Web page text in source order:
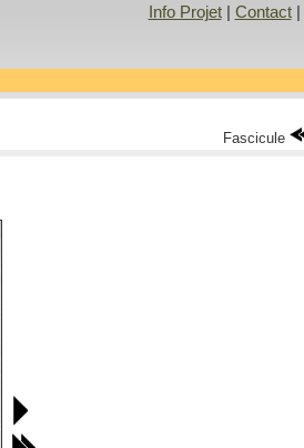
Info Projet| Contact|
Fascicule